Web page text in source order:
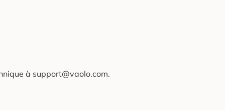
à support@vaolo.com.